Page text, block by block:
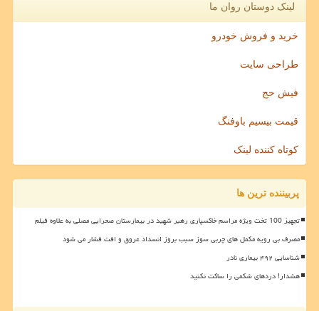
لینک دوستان روان ما
خرید و فروش خودرو
طراحی سایت
فیش حج
قیمت بیسیم باوفنگ
کوتاه کننده لینک
پربیننده ترین ها
تجهیز 100 تخت ویژه مراسم خاکسپاری رهبر شهید در بیمارستان صحرایی مصلی به علاوه فیلم
مصرف بی رویه مکمل های چربی سوز سبب بروز انسداد عروق و افت فشار می شود
شناسایی ۴۹۲ بیماری نادر
هشدار! دردهای شکمی را ساکت نکنید